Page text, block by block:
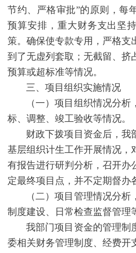
节约、严格审批”的原则，每
预算安排，重大财务支出坚
策。确保使专款专用，严格支
到了无虚列套取；无截留、挤
预算或超标准等情况。
三、项目组织实施情况
（一）项目组织情况分
标、调整、竣工验收等情况。
财政下拨项目资金后，我
基层组织计生工作开展情况，
有报告进行研判分析，召开办
定最终项目点，并不定期督办
（二）项目管理情况分
制度建设、日常检查监督管理
我部门项目资金的管理制
委相关财务管理制度、经费开